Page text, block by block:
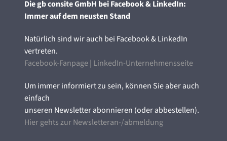
Die gb consite GmbH bei Facebook & LinkedIn:
Immer auf dem neusten Stand
Natürlich sind wir auch bei Facebook & LinkedIn
vertreten.
Facebook-Fanpage| LinkedIn-Unternehmensseite
Um immer informiert zu sein, können Sie aber auch
einfach
unseren Newsletter abonnieren (oder abbestellen).
Hier gehts zur Newsletteran-/abmeldung